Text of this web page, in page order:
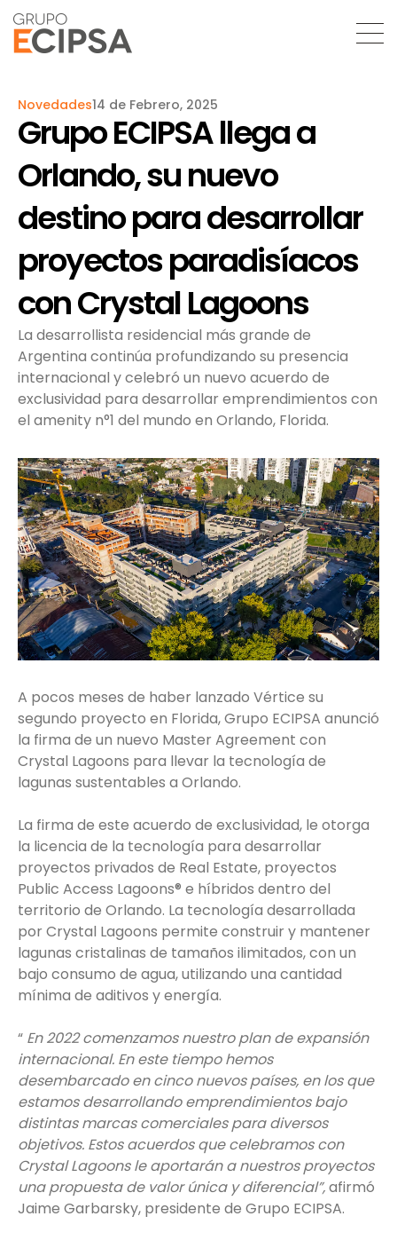
Novedades14 de Febrero, 2025
Grupo ECIPSA llega a
Orlando, su nuevo
destino para desarrollar
proyectos paradisíacos
con Crystal Lagoons
La desarrollista residencial más grande de
Argentina continúa profundizando su presencia
internacional y celebró un nuevo acuerdo de
exclusividad para desarrollar emprendimientos con
el amenity n°1 del mundo en Orlando, Florida.
A pocos meses de haber lanzado Vértice su
segundo proyecto en Florida, Grupo ECIPSA anunció
la firma de un nuevo Master Agreement con
Crystal Lagoons para llevar la tecnología de
lagunas sustentables a Orlando.
La firma de este acuerdo de exclusividad, le otorga
la licencia de la tecnología para desarrollar
proyectos privados de Real Estate, proyectos
Public Access Lagoons® e híbridos dentro del
territorio de Orlando. La tecnología desarrollada
por Crystal Lagoons permite construir y mantener
lagunas cristalinas de tamaños ilimitados, con un
bajo consumo de agua, utilizando una cantidad
mínima de aditivos y energía.
“ En 2022 comenzamos nuestro plan de expansión
internacional. En este tiempo hemos
desembarcado en cinco nuevos países, en los que
estamos desarrollando emprendimientos bajo
distintas marcas comerciales para diversos
objetivos. Estos acuerdos que celebramos con
Crystal Lagoons le aportarán a nuestros proyectos
una propuesta de valor única y diferencial”,afirmó
Jaime Garbarsky, presidente de Grupo ECIPSA.